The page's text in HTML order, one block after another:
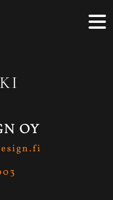
OY